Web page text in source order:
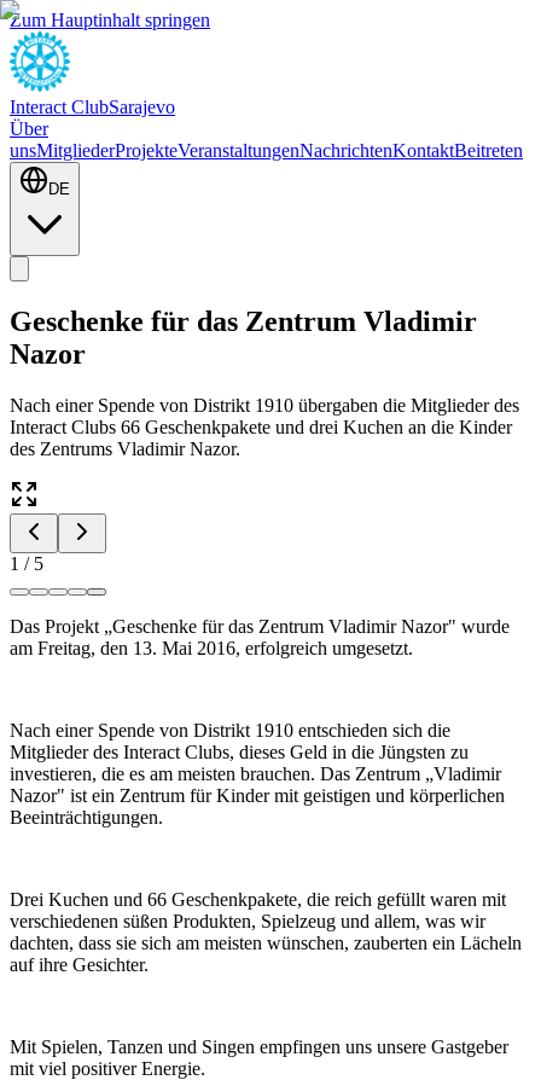
Zum Hauptinhalt springen
Interact ClubSarajevo
Über
unsMitgliederProjekteVeranstaltungenNachrichtenKontaktBeitreten
DE
Geschenke für das Zentrum Vladimir
Nazor
Nach einer Spende von Distrikt 1910 übergaben die Mitglieder des
Interact Clubs 66 Geschenkpakete und drei Kuchen an die Kinder
des Zentrums Vladimir Nazor.
1 / 5
Das Projekt „Geschenke für das Zentrum Vladimir Nazor" wurde
am Freitag, den 13. Mai 2016, erfolgreich umgesetzt.
Nach einer Spende von Distrikt 1910 entschieden sich die
Mitglieder des Interact Clubs, dieses Geld in die Jüngsten zu
investieren, die es am meisten brauchen. Das Zentrum „Vladimir
Nazor" ist ein Zentrum für Kinder mit geistigen und körperlichen
Beeinträchtigungen.
Drei Kuchen und 66 Geschenkpakete, die reich gefüllt waren mit
verschiedenen süßen Produkten, Spielzeug und allem, was wir
dachten, dass sie sich am meisten wünschen, zauberten ein Lächeln
auf ihre Gesichter.
Mit Spielen, Tanzen und Singen empfingen uns unsere Gastgeber
mit viel positiver Energie.